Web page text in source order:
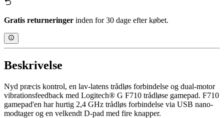
Gratis returneringer inden for 30 dage efter købet.
Beskrivelse
Nyd præcis kontrol, en lav-latens trådløs forbindelse og dual-motor
vibrationsfeedback med Logitech® G F710 trådløse gamepad. F710
gamepad'en har hurtig 2,4 GHz trådløs forbindelse via USB nano-
modtager og en velkendt D-pad med fire knapper.